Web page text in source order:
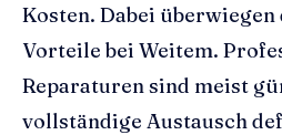
Kosten. Dabei
Vorteile bei Weitem.
Reparaturen sind meist
vollständige Austausch